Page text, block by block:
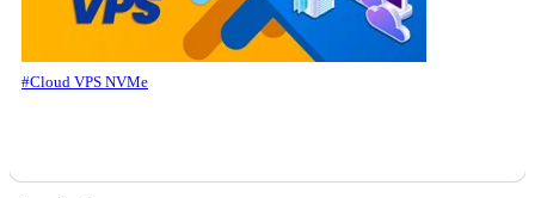
#Cloud VPS NVMe